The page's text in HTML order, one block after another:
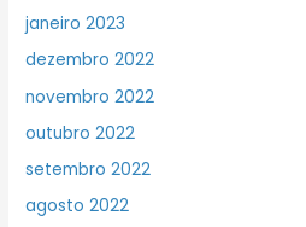
janeiro 2023
dezembro 2022
novembro 2022
outubro 2022
setembro 2022
agosto 2022